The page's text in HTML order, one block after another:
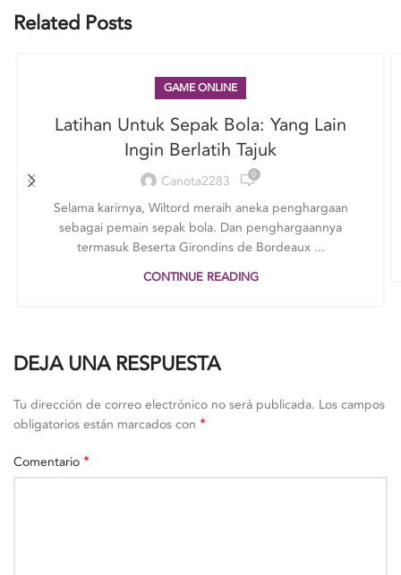
Related Posts
GAME ONLINE
Latihan Untuk Sepak Bola: Yang Lain
Ingin Berlatih Tajuk
Canota2283 0
Selama karirnya, Wiltord meraih aneka penghargaan
sebagai pemain sepak bola. Dan penghargaannya
termasuk Beserta Girondins de Bordeaux ...
CONTINUE READING
DEJA UNA RESPUESTA
Tu dirección de correo electrónico no será publicada. Los campos
obligatorios están marcados con *
Comentario *